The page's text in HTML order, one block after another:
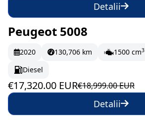
Detalii
În stoc 288.67 EUR/lună
Peugeot 5008
2020 130,706 km 1500 cm3
Diesel
€17,320.00 EUR€18,999.00 EUR
Detalii